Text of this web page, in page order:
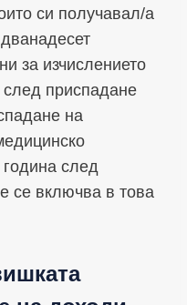
си получавал/а
за изчислението
след приспадане
на
година след
се включва в това